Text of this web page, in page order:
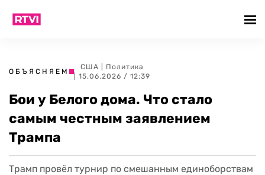
ОБЪЯСНЯЕМ
США
Политика
| 15.06.2026 / 12:39
Бои у Белого дома. Что стало
самым честным заявлением
Трампа
Трамп провёл турнир по смешанным единоборствам